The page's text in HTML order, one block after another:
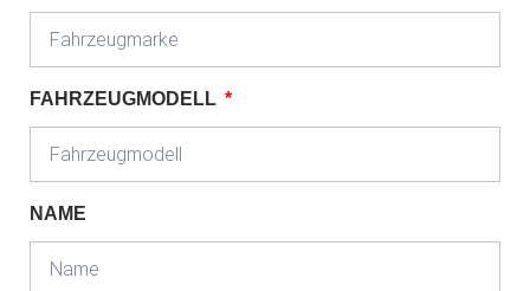
FAHRZEUGMODELL
NAME